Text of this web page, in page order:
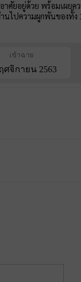
ศัยอยู่ด้วย พร้อมเผย
นไปความผูกพันของทั้
เข้าฉาย
ศจิกายน 2563